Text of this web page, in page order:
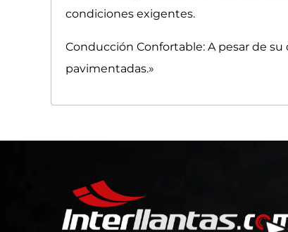
condiciones exigentes.
Conducción Confortable: A pesar de
pavimentadas.»